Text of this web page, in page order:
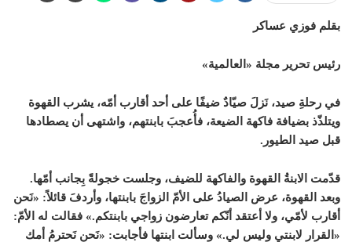
بقلم فوزي عساكر
رئيس تحرير مجلة «العالمية»
في رحلةِ صيد، نَزلَ صيّادٌ ضيفًا على أحد أقارب أمّه، يشرب القهوة
ويتلذّذ بضيافة فاكهة الضيعة، فأُعجبَ بابنتهم، واشتهى أن يصطادها
قبل صيد الطيور.
قدّمت الابنةُ القهوة والفاكهة للضيف، وجلست خجولةً بِجانب أمّها.
وبعد القهوة، عرض الصيادُ على الأمّ الزواجَ بابنتها، وأردفَ قائلاً: «نَحن
أقارب لأمّي، ولا أعتقد أنّكم تعارضون زواجي بابنتكم.» فقالت له الأمّ:
«القرار لابنتي وليس لي.» وسألت ابنتها فأجابت: «نَحن نَحترمُ أمك